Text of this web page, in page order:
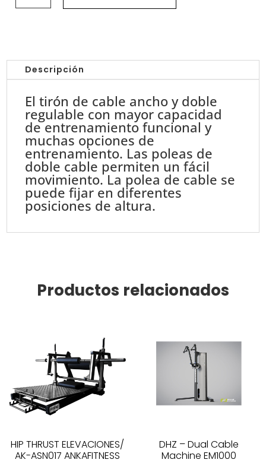
EVOST
de
Poleas
Cable
Crossover
A3016
cantidad
Descripción
El tirón de cable ancho y doble
regulable con mayor capacidad
de entrenamiento funcional y
muchas opciones de
entrenamiento. Las poleas de
doble cable permiten un fácil
movimiento. La polea de cable se
puede fijar en diferentes
posiciones de altura.
Productos relacionados
HIP THRUST ELEVACIONES/
AK-ASN017 ANKAFITNESS
DHZ – Dual Cable
Machine EM1000